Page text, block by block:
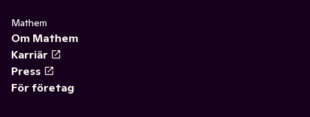
Mathem
Om Mathem
Karriär
Press
För företag